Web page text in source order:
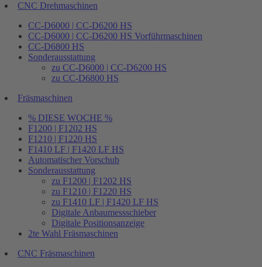
CNC Drehmaschinen
CC-D6000 | CC-D6200 HS
CC-D6000 | CC-D6200 HS Vorführmaschinen
CC-D6800 HS
Sonderausstattung
zu CC-D6000 | CC-D6200 HS
zu CC-D6800 HS
Fräsmaschinen
% DIESE WOCHE %
F1200 | F1202 HS
F1210 | F1220 HS
F1410 LF | F1420 LF HS
Automatischer Vorschub
Sonderausstattung
zu F1200 | F1202 HS
zu F1210 | F1220 HS
zu F1410 LF | F1420 LF HS
Digitale Anbaumessschieber
Digitale Positionsanzeige
2te Wahl Fräsmaschinen
CNC Fräsmaschinen